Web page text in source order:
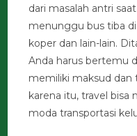
dari masalah antri
menunggu bus tiba
koper dan lain-lain.
Anda harus bertemu
memiliki maksud dan
karena itu, travel bisa
moda transportasi